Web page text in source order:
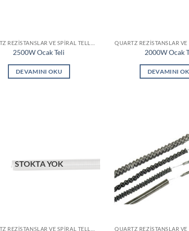
2500W Ocak Teli
DEVAMINI OKU
2000W Ocak
DEVAMINI
STOKTA YOK